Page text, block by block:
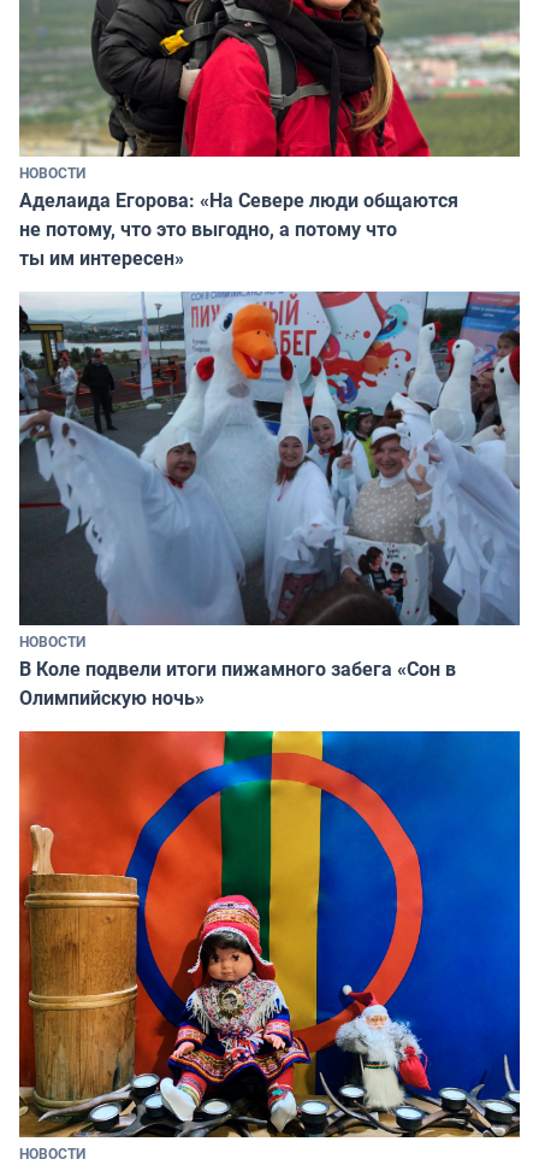
НОВОСТИ
Аделаида Егорова: «На Севере люди общаются
не потому, что это выгодно, а потому что
ты им интересен»
НОВОСТИ
В Коле подвели итоги пижамного забега «Сон в
Олимпийскую ночь»
НОВОСТИ